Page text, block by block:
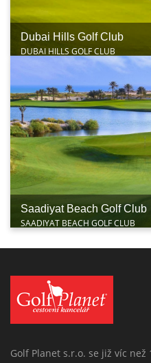
Dubai Hills Golf Club
DUBAI HILLS GOLF CLUB
Saadiyat Beach Golf Club
SAADIYAT BEACH GOLF CLUB
Golf Planet s.r.o. se již víc